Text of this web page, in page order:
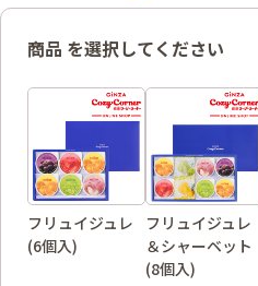
商品 を選択してください
フリュイジュレ
(6個入)
フリュイジュレ
＆シャーベット
(8個入)